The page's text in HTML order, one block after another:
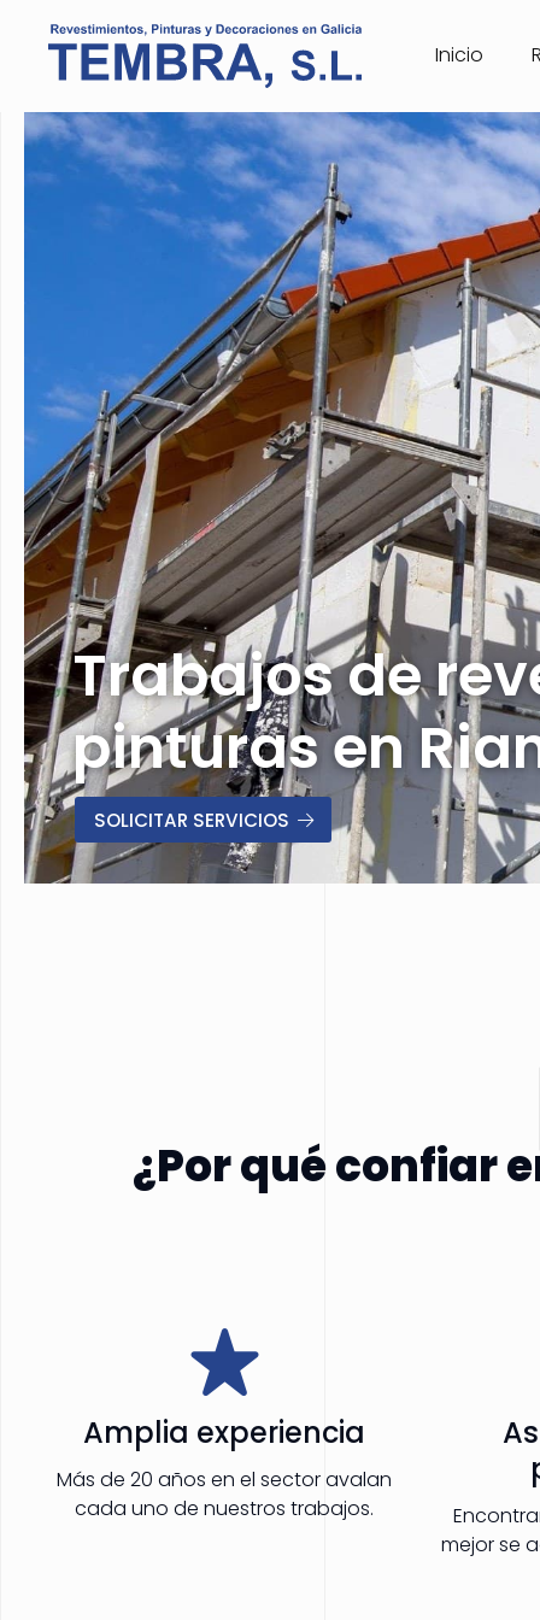
Inicio
Trabajos de
pinturas en
SOLICITAR SERVICIOS
¿Por qué confiar
Amplia experiencia
Más de 20 años en el sector avalan
cada uno de nuestros trabajos.
mejor se